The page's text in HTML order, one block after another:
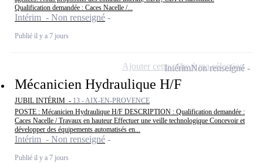
Qualification demandée : Caces Nacelle /...
Intérim - Non renseigné
Publié il y a 7 jours
Mécanicien Hydraulique H/F
JUBIL INTÉRIM - 13 - AIX-EN-PROVENCE
POSTE : Mécanicien Hydraulique H/F DESCRIPTION : Qualification demandée :
Caces Nacelle / Travaux en hauteur Effectuer une veille technologique Concevoir et
développer des équipements automatisés en...
Intérim - Non renseigné
Publié il y a 7 jours
IntérimNon renseigné
Ajouter cette offre à ma sélection